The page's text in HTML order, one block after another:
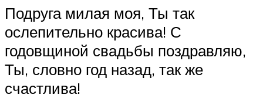
Подруга милая моя, Ты так
ослепительно красива! С
годовщиной свадьбы поздравляю,
Ты, словно год назад, так же
счастлива!